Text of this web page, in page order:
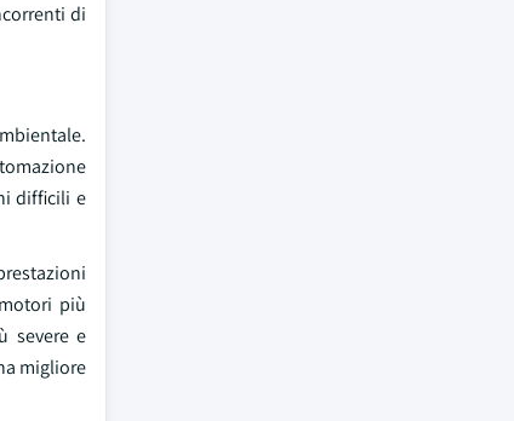
di
difficili e
più
severe e
migliore